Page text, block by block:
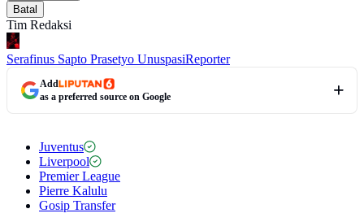
Batal
Tim Redaksi
Serafinus Sapto Prasetyo UnuspasiReporter
Add
as a preferred source on Google
Juventus
Liverpool
Premier League
Pierre Kalulu
Gosip Transfer